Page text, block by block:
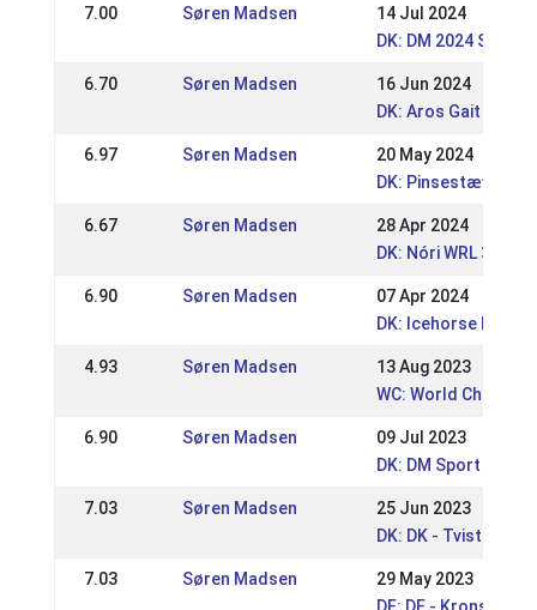
7.00 Søren Madsen
14 Jul 2024
DK: DM 2024 Sport
6.70 Søren Madsen
16 Jun 2024
DK: Aros Gait Event
6.97 Søren Madsen
20 May 2024
DK: Pinsestævnet -
6.67 Søren Madsen
28 Apr 2024
DK: Nóri WRL 3-
6.90 Søren Madsen
07 Apr 2024
DK: Icehorse
4.93 Søren Madsen
13 Aug 2023
WC: World
6.90 Søren Madsen
09 Jul 2023
DK: DM Sport 2023
7.03 Søren Madsen
25 Jun 2023
DK: DK - Tvisturs
7.03 Søren Madsen
29 May 2023